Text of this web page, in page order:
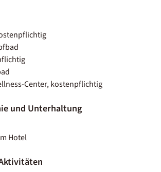
Center, kostenpflichtig
und Unterhaltung
Hotel